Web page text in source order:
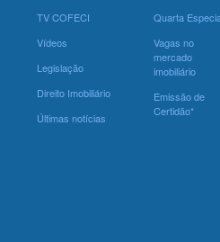
TV COFECI
Vídeos
Legislação
Direito Imobiliário
Últimas notícias
Quarta
Vagas no
mercado
imobiliário
Emissão de
Certidão*